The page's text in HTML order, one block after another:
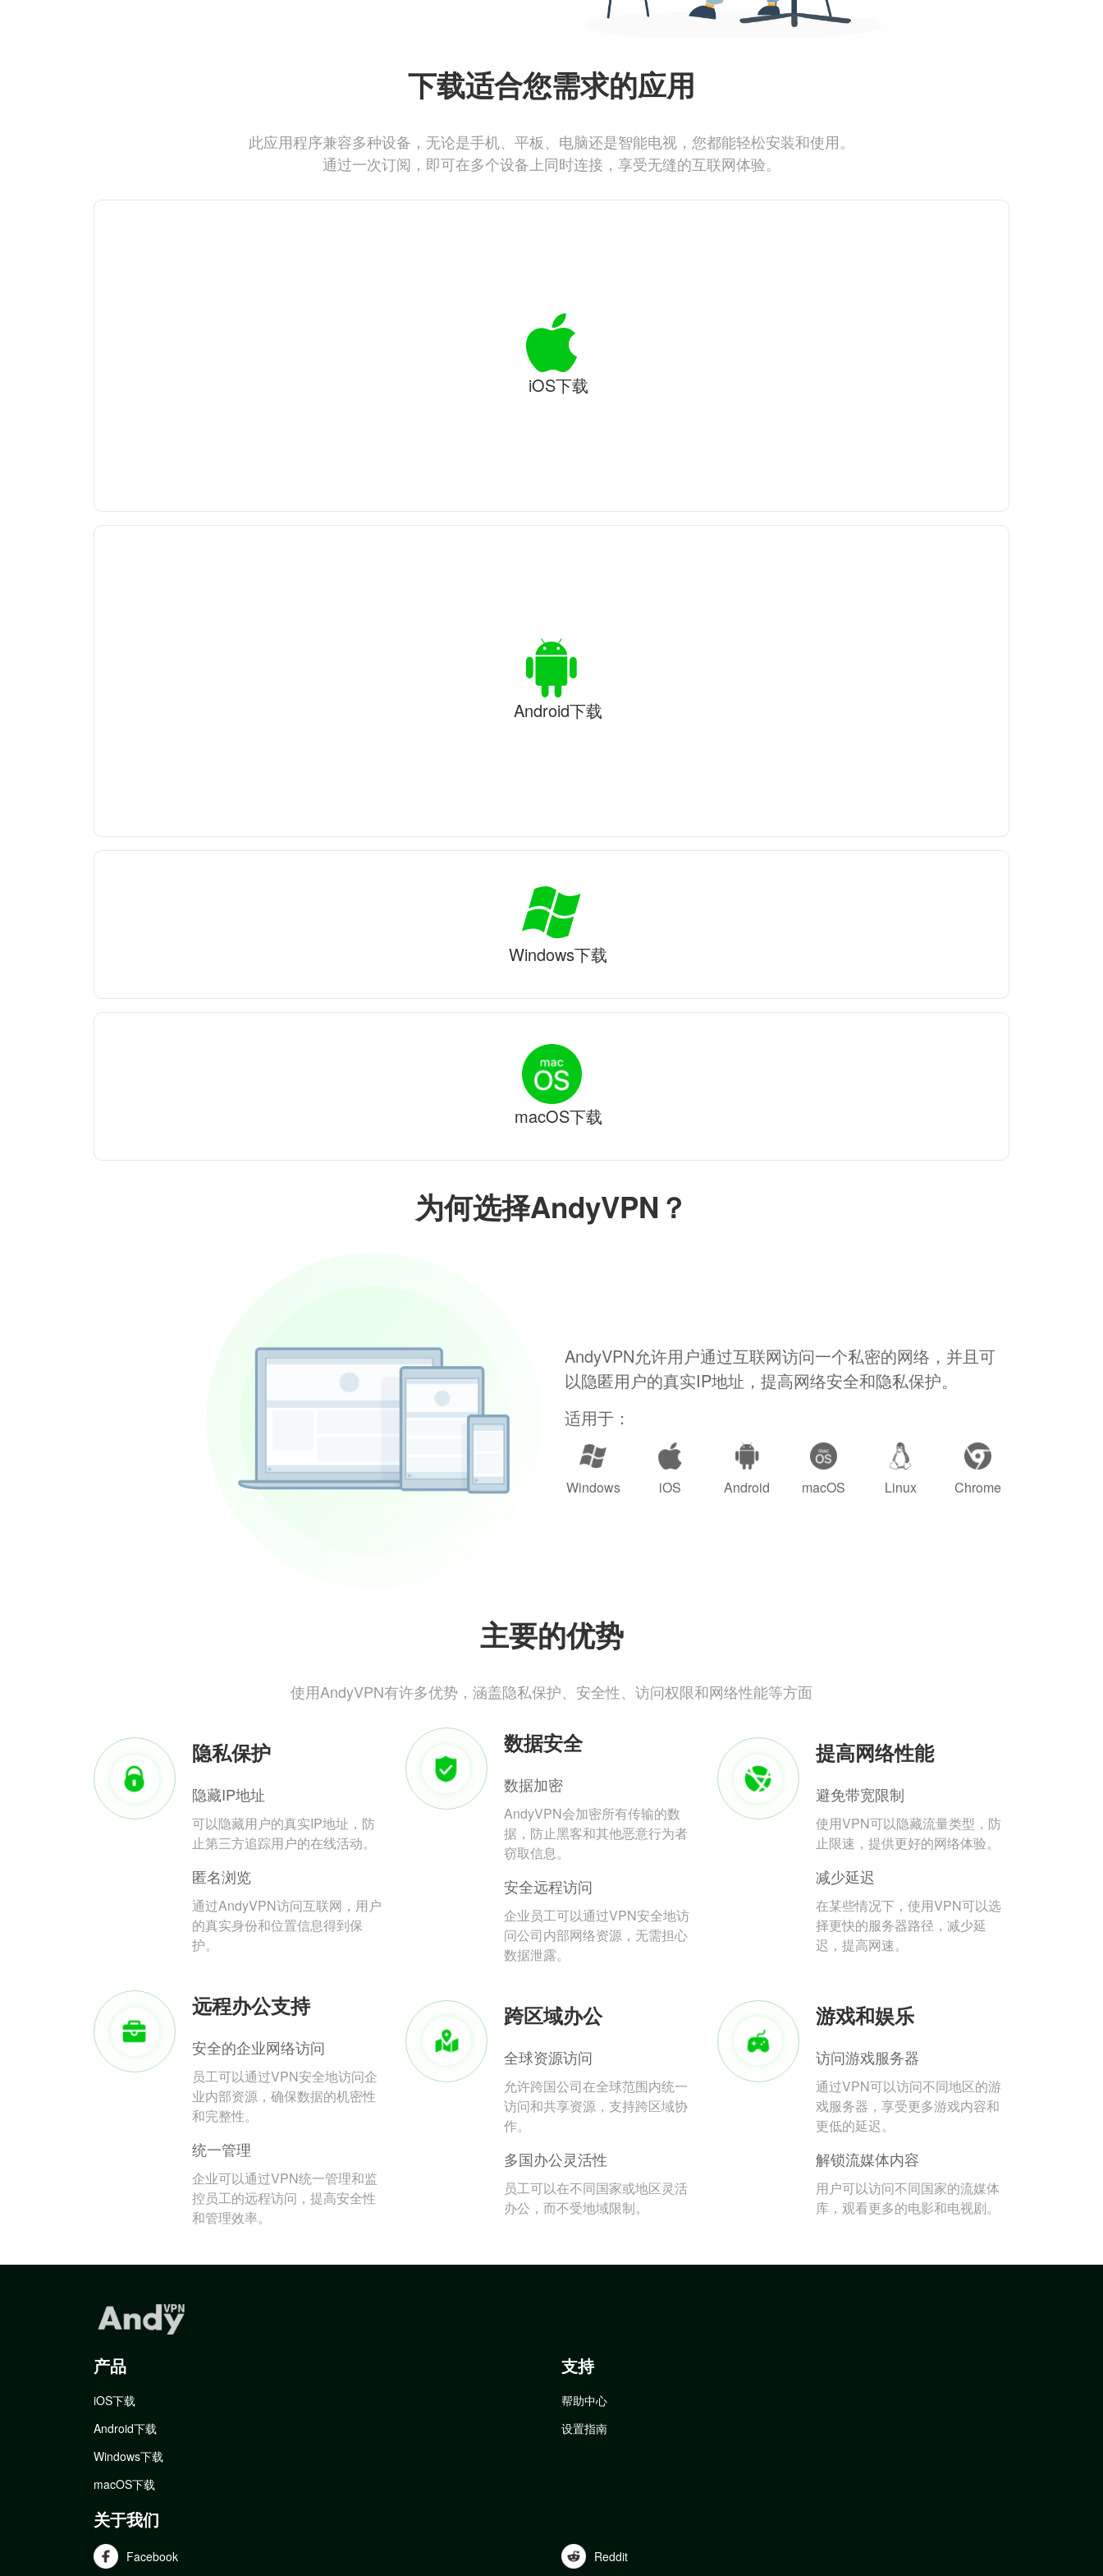
为何选择AndyVPN？
AndyVPN允许用户通过互联网访问一个私密的网络，并且可
以隐匿用户的真实IP地址，提高网络安全和隐私保护。
适用于：
Windows iOS Android macOS Linux Chrome
主要的优势
使用AndyVPN有许多优势，涵盖隐私保护、安全性、访问权限和网络性能等方面
隐私保护
隐藏IP地址
可以隐藏用户的真实IP地址，防
止第三方追踪用户的在线活动。
匿名浏览
通过AndyVPN访问互联网，用户
的真实身份和位置信息得到保
护。
数据安全
数据加密
AndyVPN会加密所有传输的数
据，防止黑客和其他恶意行为者
窃取信息。
安全远程访问
企业员工可以通过VPN安全地访
问公司内部网络资源，无需担心
数据泄露。
提高网络性能
避免带宽限制
使用VPN可以隐藏流量类型，防
止限速，提供更好的网络体验。
减少延迟
在某些情况下，使用VPN可以选
择更快的服务器路径，减少延
迟，提高网速。
远程办公支持
安全的企业网络访问
员工可以通过VPN安全地访问企
业内部资源，确保数据的机密性
和完整性。
统一管理
企业可以通过VPN统一管理和监
控员工的远程访问，提高安全性
和管理效率。
跨区域办公
全球资源访问
允许跨国公司在全球范围内统一
访问和共享资源，支持跨区域协
作。
多国办公灵活性
员工可以在不同国家或地区灵活
办公，而不受地域限制。
游戏和娱乐
访问游戏服务器
通过VPN可以访问不同地区的游
戏服务器，享受更多游戏内容和
更低的延迟。
解锁流媒体内容
用户可以访问不同国家的流媒体
库，观看更多的电影和电视剧。
下载适合您需求的应用
此应用程序兼容多种设备，无论是手机、平板、电脑还是智能电视，您都能轻松安装和使用。
通过一次订阅，即可在多个设备上同时连接，享受无缝的互联网体验。
iOS下载
Android下载
Windows下载
macOS下载
产品
iOS下载
Android下载
Windows下载
macOS下载
支持
帮助中心
设置指南
关于我们
Facebook Reddit